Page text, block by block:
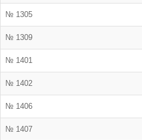
№ 1305
№ 1309
№ 1401
№ 1402
№ 1406
№ 1407